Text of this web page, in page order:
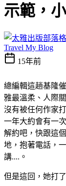
示範，
Travel My Blog
15年前
總編輯這趟基隆
雅最溫柔、人際
沒有被任何作家
一年大約會有一
解約吧，快跟這
地，抱著電話，
講....。
但是這回，她打